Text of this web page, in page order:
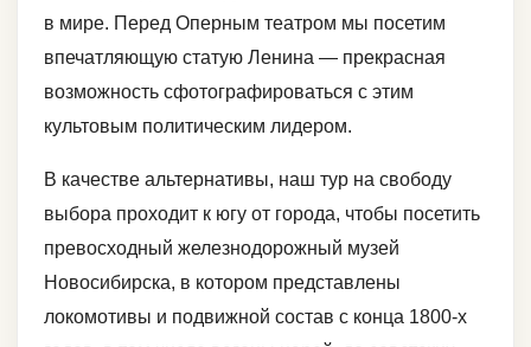
в мире. Перед Оперным театром мы посетим
впечатляющую статую Ленина — прекрасная
возможность сфотографироваться с этим
культовым политическим лидером.
В качестве альтернативы, наш тур на свободу
выбора проходит к югу от города, чтобы посетить
превосходный железнодорожный музей
Новосибирска, в котором представлены
локомотивы и подвижной состав с конца 1800-х